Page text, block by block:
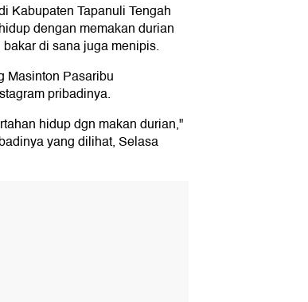
Kabupaten Tapanuli Tengah
dengan memakan durian
di sana juga menipis.
Masinton Pasaribu
pribadinya.
hidup dgn makan durian,"
yang dilihat, Selasa